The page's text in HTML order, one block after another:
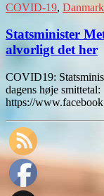
COVID-19, Danmark
Statsminister
alvorligt det her
COVID19:
dagens høje smittetal:
https://